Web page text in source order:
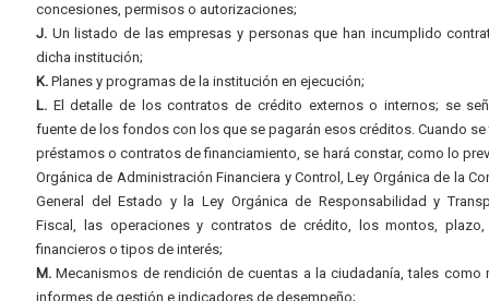
concesiones, permisos o autorizaciones;
J. Un listado de las empresas y personas que han incumplido
dicha institución;
K. Planes y programas de la institución en ejecución;
L. El detalle de los contratos de crédito externos o internos; se
fuente de los fondos con los que se pagarán esos créditos. Cuando se
préstamos o contratos de financiamiento, se hará constar, como lo
Orgánica de Administración Financiera y Control, Ley Orgánica de la
General del Estado y la Ley Orgánica de Responsabilidad y
Fiscal, las operaciones y contratos de crédito, los montos,
financieros o tipos de interés;
M. Mecanismos de rendición de cuentas a la ciudadanía, tales como
informes de gestión e indicadores de desempeño;